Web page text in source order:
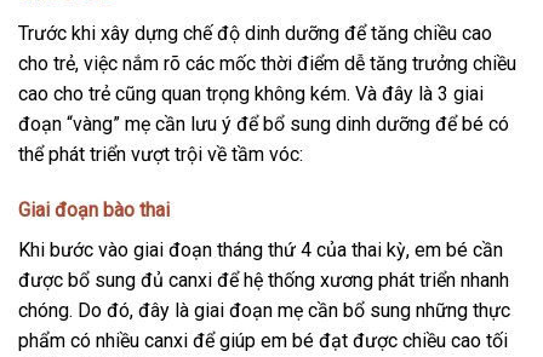
Trước khi xây dựng chế độ dinh dưỡng để tăng chiều cao
cho trẻ, việc nắm rõ các mốc thời điểm dễ tăng trưởng chiều
cao cho trẻ cũng quan trọng không kém. Và đây là 3 giai
đoạn “vàng” mẹ cần lưu ý để bổ sung dinh dưỡng để bé có
thể phát triển vượt trội về tầm vóc:
Giai đoạn bào thai
Khi bước vào giai đoạn tháng thứ 4 của thai kỳ, em bé cần
được bổ sung đủ canxi để hệ thống xương phát triển nhanh
chóng. Do đó, đây là giai đoạn mẹ cần bổ sung những thực
phẩm có nhiều canxi để giúp em bé đạt được chiều cao tối